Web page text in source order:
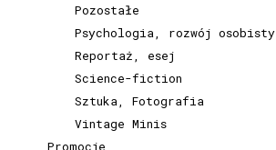
Pozostałe
Psychologia, rozwój osobisty
Reportaż, esej
Science-fiction
Sztuka, Fotografia
Vintage Minis
Promocje